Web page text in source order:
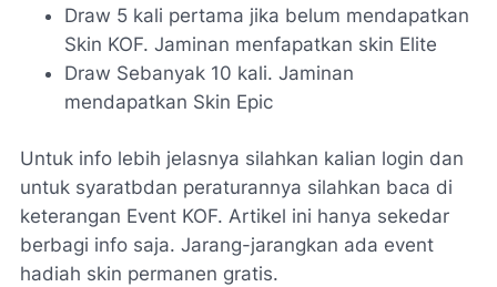
Draw 5 kali pertama jika belum mendapatkan
Skin KOF. Jaminan menfapatkan skin Elite
Draw Sebanyak 10 kali. Jaminan
mendapatkan Skin Epic
Untuk info lebih jelasnya silahkan kalian login dan
untuk syaratbdan peraturannya silahkan baca di
keterangan Event KOF. Artikel ini hanya sekedar
berbagi info saja. Jarang-jarangkan ada event
hadiah skin permanen gratis.